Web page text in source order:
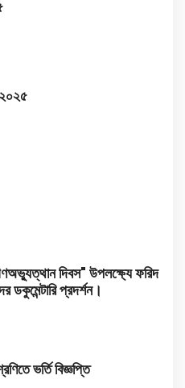
২০২৫
দিবস" উপলক্ষ্যে ফরিদ
ডকুমেন্টারি প্রদর্শন।
ভর্তি বিজ্ঞপ্তি